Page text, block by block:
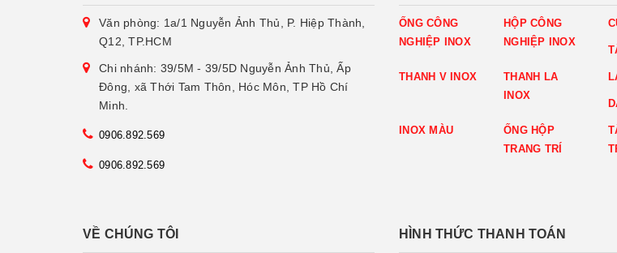
Văn phòng: 1a/1 Nguyễn Ảnh Thủ, P. Hiệp Thành,
Q12, TP.HCM
Chi nhánh: 39/5M - 39/5D Nguyễn Ảnh Thủ, Ấp
Đông, xã Thới Tam Thôn, Hóc Môn, TP Hồ Chí
Minh.
0906.892.569
0906.892.569
ỐNG CÔNG
NGHIỆP INOX
HỘP CÔNG
NGHIỆP INOX
THANH V INOX
THANH LA
INOX
INOX MÀU
ỐNG HỘP
TRANG TRÍ
VỀ CHÚNG TÔI HÌNH THỨC THANH TOÁN